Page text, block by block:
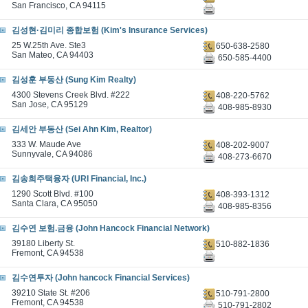
San Francisco, CA 94115
김성현·김미리 종합보험 (Kim's Insurance Services)
25 W.25th Ave. Ste3
San Mateo, CA 94403
650-638-2580
650-585-4400
김성훈 부동산 (Sung Kim Realty)
4300 Stevens Creek Blvd. #222
San Jose, CA 95129
408-220-5762
408-985-8930
김세안 부동산 (Sei Ahn Kim, Realtor)
333 W. Maude Ave
Sunnyvale, CA 94086
408-202-9007
408-273-6670
김송희주택융자 (URI Financial, Inc.)
1290 Scott Blvd. #100
Santa Clara, CA 95050
408-393-1312
408-985-8356
김수연 보험.금융 (John Hancock Financial Network)
39180 Liberty St.
Fremont, CA 94538
510-882-1836
김수연투자 (John hancock Financial Services)
39210 State St. #206
Fremont, CA 94538
510-791-2800
510-791-2802